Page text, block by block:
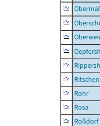
Rohr
Rosa
Roßdorf